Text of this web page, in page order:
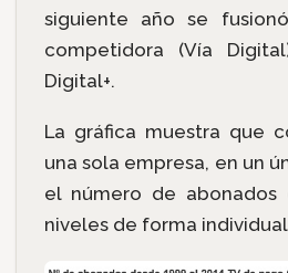
siguiente año se
competidora (Vía
Digital+.
La gráfica muestra que
una sola empresa, en un
el número de abonados
niveles de forma